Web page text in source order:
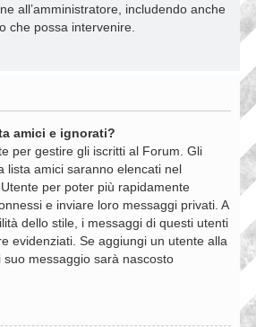
all’amministratore, includendo anche
che possa intervenire.
amici e ignorati?
per gestire gli iscritti al Forum. Gli
lista amici saranno elencati nel
per poter più rapidamente
e inviare loro messaggi privati. A
dello stile, i messaggi di questi utenti
evidenziati. Se aggiungi un utente alla
messaggio sarà nascosto